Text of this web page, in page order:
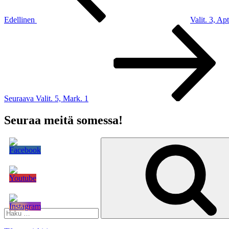
Edellinen
Valit. 3,
Seuraava Valit. 5, Mark. 1
Seuraa meitä somessa!
Etsi: